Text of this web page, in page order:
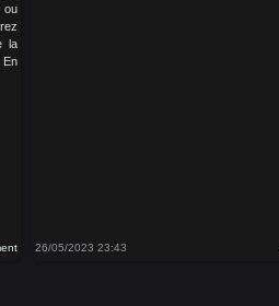
ou
la
26/05/2023 23:43